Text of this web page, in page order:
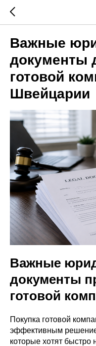
Важные
документы
готовой
Швейцарии
Важные
документы
готовой
Покупка готовой
эффективным
которые хотят быстро